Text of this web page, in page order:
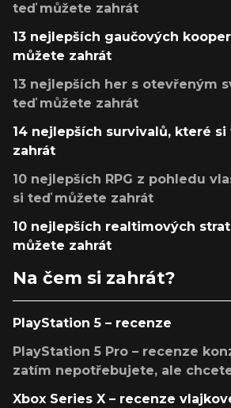
teď můžete zahrát
13 nejlepších gaučových
můžete zahrát
13 nejlepších her s otevřeným
teď můžete zahrát
14 nejlepších survivalů, které
zahrát
10 nejlepších RPG z pohledu
si teď můžete zahrát
10 nejlepších realtimových
můžete zahrát
Na čem si zahrát?
PlayStation 5 – recenze
PlayStation 5 Pro – recenze
zatím nepotřebujete, ale
Xbox Series X – recenze